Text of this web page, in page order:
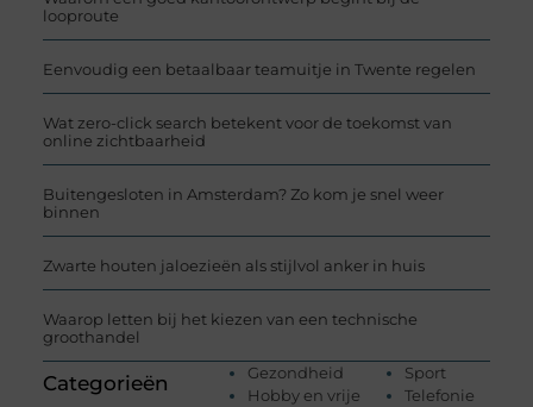
looproute
Eenvoudig een betaalbaar teamuitje in Twente regelen
Wat zero-click search betekent voor de toekomst van
online zichtbaarheid
Buitengesloten in Amsterdam? Zo kom je snel weer
binnen
Zwarte houten jaloezieën als stijlvol anker in huis
Waarop letten bij het kiezen van een technische
groothandel
Categorieën
Gezondheid
Hobby en vrije
Sport
Telefonie